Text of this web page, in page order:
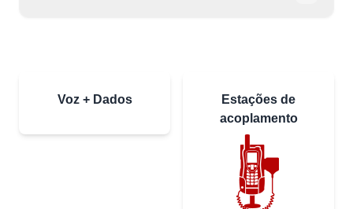
Voz + Dados
Estações de
acoplamento